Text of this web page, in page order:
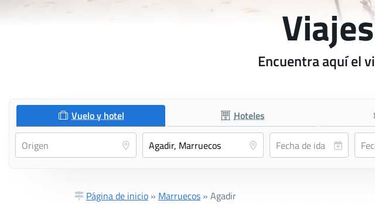
Encuentra aquí el
Vuelo y hotel Hoteles
Página de inicio » Marruecos » Agadir